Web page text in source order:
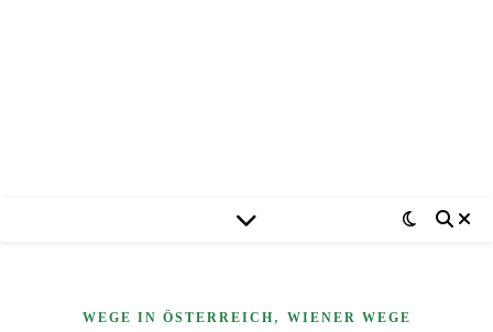
WEGE IN ÖSTERREICH , WIENER WEGE